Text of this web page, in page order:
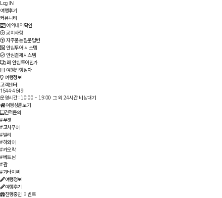
Log IN
여행후기
커뮤니티
예약내역확인
공지사항
자주묻는질문답변
안심투어 시스템
안심결제시스템
왜 안심투어인가
여행진행절차
여행정보
고객센터
1544-4649
운영시간 : 10:00 ~ 19:00 그 외 24시간 비상대기
여행상품보기
견적문의
#푸켓
#코사무이
#발리
#하와이
#카오락
#베트남
#괌
#기타지역
여행정보
여행후기
진행중인 이벤트